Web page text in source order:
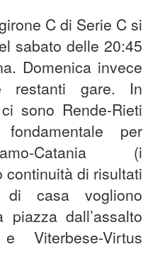
C di Serie C si
sabato delle 20:45
Domenica invece
restanti gare. In
sono Rende-Rieti
per
Catania (i
continuità di risultati
casa vogliono
dall’assalto
Viterbese-Virtus